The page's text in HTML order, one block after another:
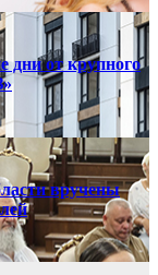
дни от крупного
вручены